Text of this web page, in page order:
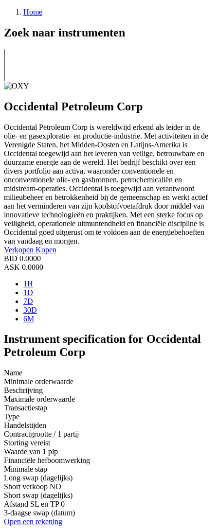
Home
Zoek naar instrumenten
Occidental Petroleum Corp
Occidental Petroleum Corp is wereldwijd erkend als leider in de
olie- en gasexploratie- en productie-industrie. Met activiteiten in de
Verenigde Staten, het Midden-Oosten en Latijns-Amerika is
Occidental toegewijd aan het leveren van veilige, betrouwbare en
duurzame energie aan de wereld. Het bedrijf beschikt over een
divers portfolio aan activa, waaronder conventionele en
onconventionele olie- en gasbronnen, petrochemicaliën en
midstream-operaties. Occidental is toegewijd aan verantwoord
milieubeheer en betrokkenheid bij de gemeenschap en werkt actief
aan het verminderen van zijn koolstofvoetafdruk door middel van
innovatieve technologieën en praktijken. Met een sterke focus op
veiligheid, operationele uitmuntendheid en financiële discipline is
Occidental goed uitgerust om te voldoen aan de energiebehoeften
van vandaag en morgen.
Verkopen Kopen
BID 0.0000
ASK 0.0000
1H
1D
7D
30D
6M
Instrument specification for Occidental
Petroleum Corp
Name
Minimale orderwaarde
Beschrijving
Maximale orderwaarde
Transactiestap
Type
Handelstijden
Contractgrootte / 1 partij
Storting vereist
Waarde van 1 pip
Financiële hefboomwerking
Minimale stap
Long swap (dagelijks)
Short verkoop NO
Short swap (dagelijks)
Afstand SL en TP 0
3-daagse swap (datum)
Open een rekening